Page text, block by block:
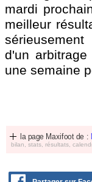
mardi
meilleur
d'un
une semaine
la page Maxifoot de :
bilan, stats, résultats,